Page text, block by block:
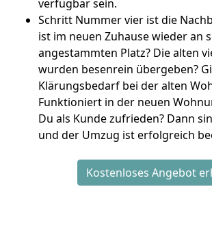
verfügbar sein.
Schritt Nummer vier ist die
ist im neuen Zuhause wieder an
angestammten Platz? Die alten
wurden besenrein übergeben?
Klärungsbedarf bei der alten
Funktioniert in der neuen
Du als Kunde zufrieden? Dann
und der Umzug ist erfolgreich
Kostenloses Angebot